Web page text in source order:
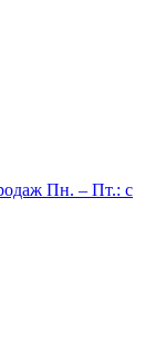
Пн. – Пт.: с